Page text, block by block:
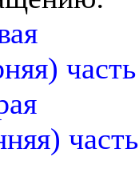
часть
часть